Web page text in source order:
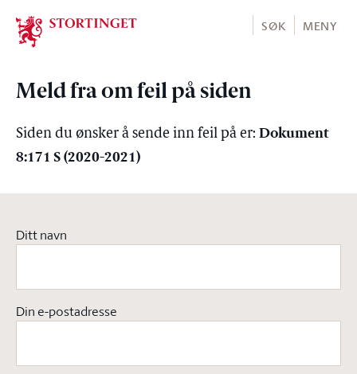
Stortinget.no
SØK MENY
Meld fra om feil på siden
Siden du ønsker å sende inn feil på er: Dokument
8:171 S (2020-2021)
Ditt navn
Din e-postadresse